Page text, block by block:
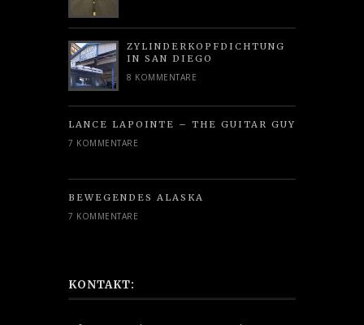
ZYLINDERKOPFDICHTUNG
IN SAN DIEGO
8 KOMMENTARE
LANCE LAPOINTE – THE GUITAR GUY
7 KOMMENTARE
BEWEGENDES ALASKA
7 KOMMENTARE
KONTAKT: